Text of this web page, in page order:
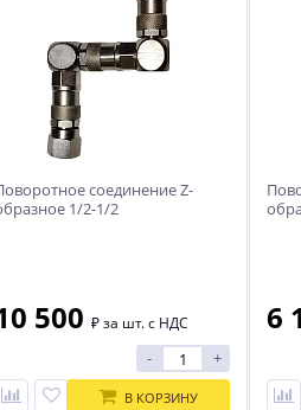
6
соединение Z-
1/2-1/2
500 ₽за шт. с НДС
- +
В КОРЗИНУ